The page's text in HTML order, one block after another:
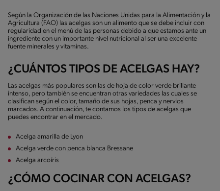
Según la Organización de las Naciones Unidas para la Alimentación y la
Agricultura (FAO) las acelgas son un alimento que se debe incluir con
regularidad en el menú de las personas debido a que estamos ante un
ingrediente con un importante nivel nutricional al ser una excelente
fuente minerales y vitaminas.
¿CUÁNTOS TIPOS DE ACELGAS HAY?
Las acelgas más populares son las de hoja de color verde brillante
intenso, pero también se encuentran otras variedades las cuales se
clasifican según el color, tamaño de sus hojas, penca y nervios
marcados. A continuación, te contamos los tipos de acelgas que
puedes encontrar en el mercado.
Acelga amarilla de Lyon
Acelga verde con penca blanca Bressane
Acelga arcoíris
¿CÓMO COCINAR CON ACELGAS?